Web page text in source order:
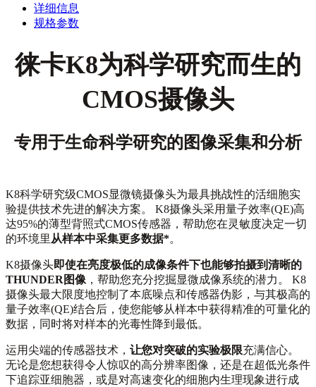
详细信息
规格参数
徕卡K8为科学研究而生的
CMOS摄像头
专用于生命科学研究的图像采集和分析
K8科学研究级CMOS显微镜摄像头为最具挑战性的活细胞实
验提供技术先进的解决方案。 K8摄像头采用量子效率(QE)高
达95%的薄型背照式CMOS传感器，帮助您在灵敏度决定一切
的环境里 从样本中采集更多数据*。
K8摄像头即使在亮度极低的成像条件下也能够拍摄到清晰的
THUNDER图像 ，帮助您充分挖掘显微成像系统的潜力。 K8
摄像头最大限度地控制了本底噪点和传感器伪影，与其极高的
量子效率(QE)结合后，使您能够从样本中获得精准的可量化的
数据，同时将对样本的光毒性降到最低。
运用尖端的传感器技术， 让您对突破的实验极限充满信心。
无论是您想获得令人惊叹的高分辨率图像，还是在超低光条件
下追踪亚细胞器，或是对高速变化的细胞内生理现象进行成